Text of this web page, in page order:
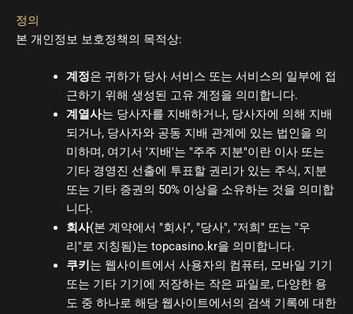
정의
본 개인정보 보호정책의 목적상:
계정은 귀하가 당사 서비스 또는 서비스의 일부에 접
근하기 위해 생성된 고유 계정을 의미합니다.
계열사는 당사자를 지배하거나, 당사자에 의해 지배
되거나, 당사자와 공동 지배 관계에 있는 법인을 의
미하며, 여기서 '지배'는 "주주 지분"이란 이사 또는
기타 경영진 선출에 투표할 권리가 있는 주식, 지분
또는 기타 증권의 50% 이상을 소유하는 것을 의미합
니다.
회사(본 계약에서 "회사", "당사", "저희" 또는 "우
리"로 지칭됨)는 topcasino.kr을 의미합니다.
쿠키는 웹사이트에서 사용자의 컴퓨터, 모바일 기기
또는 기타 기기에 저장하는 작은 파일로, 다양한 용
도 중 하나로 해당 웹사이트에서의 검색 기록에 대한